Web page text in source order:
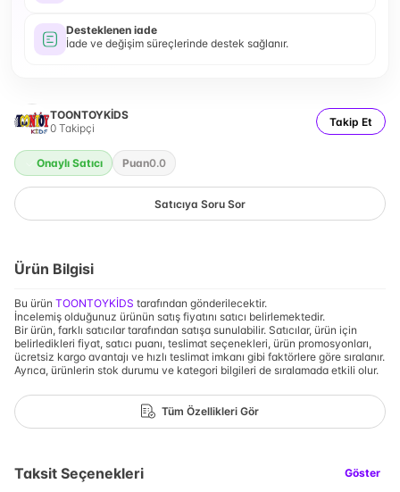
Desteklenen iade
İade ve değişim süreçlerinde destek sağlanır.
TOONTOYKİDS
0 Takipçi Takip Et
Onaylı Satıcı Puan0.0
Satıcıya Soru Sor
Ürün Bilgisi
Bu ürün TOONTOYKİDS tarafından gönderilecektir.
İncelemiş olduğunuz ürünün satış fiyatını satıcı belirlemektedir.
Bir ürün, farklı satıcılar tarafından satışa sunulabilir. Satıcılar, ürün için
belirledikleri fiyat, satıcı puanı, teslimat seçenekleri, ürün promosyonları,
ücretsiz kargo avantajı ve hızlı teslimat imkanı gibi faktörlere göre sıralanır.
Ayrıca, ürünlerin stok durumu ve kategori bilgileri de sıralamada etkili olur.
Tüm Özellikleri Gör
Taksit Seçenekleri Göster